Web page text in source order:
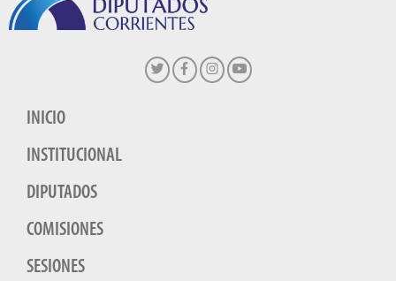
INICIO
INSTITUCIONAL
DIPUTADOS
COMISIONES
SESIONES